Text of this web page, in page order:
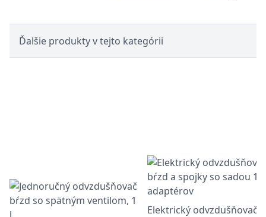
Ďalšie produkty v tejto kategórii
Elektrický odvzdušňovač